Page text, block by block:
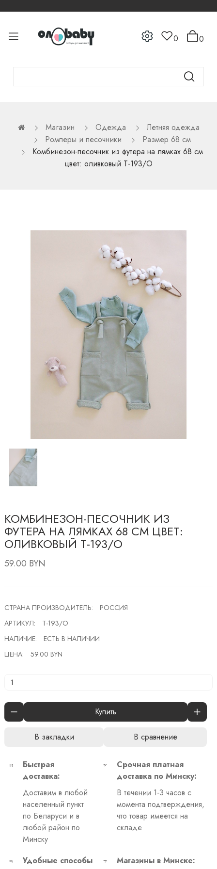
0 0
Магазин Одежда
Летняя одежда
Ромперы и песочники
Размер 68 см
Комбинезон-песочник из футера на лямках 68 см
цвет: оливковый Т-193/О
КОМБИНЕЗОН-ПЕСОЧНИК ИЗ
ФУТЕРА НА ЛЯМКАХ 68 СМ ЦВЕТ:
ОЛИВКОВЫЙ Т-193/О
59.00 BYN
СТРАНА ПРОИЗВОДИТЕЛЬ:
РОССИЯ
АРТИКУЛ:
Т-193/О
НАЛИЧИЕ:
ЕСТЬ В НАЛИЧИИ
ЦЕНА:
59.00 BYN
Купить
В закладки В сравнение
Быстрая
доставка:
Доставим в любой
населенный пункт
по Беларуси и в
любой район по
Минску
Срочная платная
доставка по Минску:
В течении 1-3 часов с
момента подтверждения,
что товар имеется на
складе
Удобные способы
Магазины в Минске: